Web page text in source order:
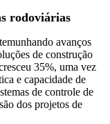
rodoviárias
avanços
de construção
35%, uma vez
e capacidade de
de controle de
dos projetos de